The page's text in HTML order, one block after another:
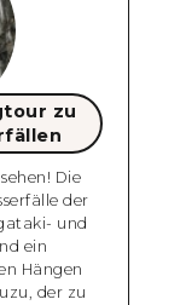
zu
Die
der
und
ein
Hängen
der zu